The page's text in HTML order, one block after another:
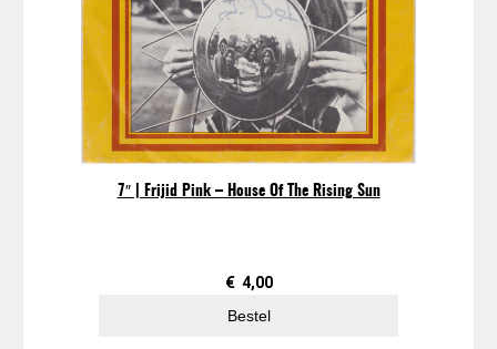
n
g
J
e
s
–
n
a
7″ | Frijid Pink – House Of The Rising Sun
€ 4,00
Bestel